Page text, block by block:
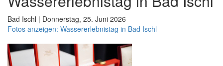
Bad Ischl | Donnerstag, 25. Juni 2026
Fotos anzeigen: Wassererlebnistag in Bad Ischl